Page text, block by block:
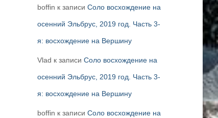
boffin к записи Соло восхождение на
осенний Эльбрус, 2019 год. Часть 3-
я: восхождение на Вершину
Vlad к записи Соло восхождение на
осенний Эльбрус, 2019 год. Часть 3-
я: восхождение на Вершину
boffin к записи Соло восхождение на